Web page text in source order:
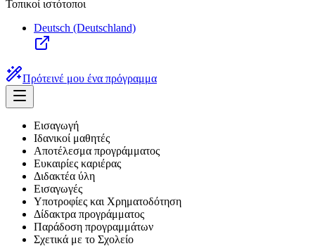
Τοπικοί ιστότοποι
Deutsch (Deutschland)
Πρότεινέ μου ένα πρόγραμμα
Εισαγωγή
Ιδανικοί μαθητές
Αποτέλεσμα προγράμματος
Ευκαιρίες καριέρας
Διδακτέα ύλη
Εισαγωγές
Υποτροφίες και Χρηματοδότηση
Δίδακτρα προγράμματος
Παράδοση προγραμμάτων
Σχετικά με το Σχολείο